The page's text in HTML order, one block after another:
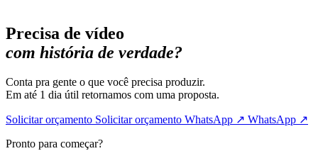
Precisa de vídeo
com história de verdade?
Conta pra gente o que você precisa produzir.
Em até 1 dia útil retornamos com uma proposta.
Solicitar orçamento Solicitar orçamento WhatsApp ↗ WhatsApp ↗
Pronto para começar?